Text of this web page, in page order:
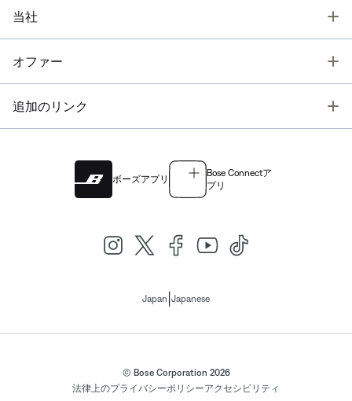
当社
オファー
追加のリンク
ボーズアプリ
Bose Connectア
プリ
Japan Japanese
© Bose Corporation 2026
法律上のプライバシーポリシーアクセシビリティ